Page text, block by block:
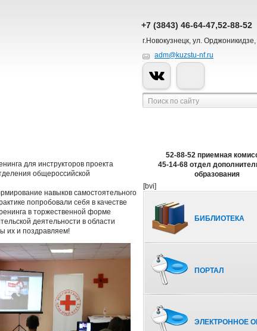
+7 (3843) 46-64-47,52-88-52
г.Новокузнецк, ул.
adm@kuzstu-nf.ru
для инструкторов проекта
общероссийской
навыков самостоятельного
попробовали себя в качестве
в торжественной форме
деятельности в области
их и поздравляем!
52-88-52 приемная
45-14-68 отдел
образования
[bvi]
БИБЛИОТЕКА
ПОРТАЛ
ЭЛЕКТРОННОЕ